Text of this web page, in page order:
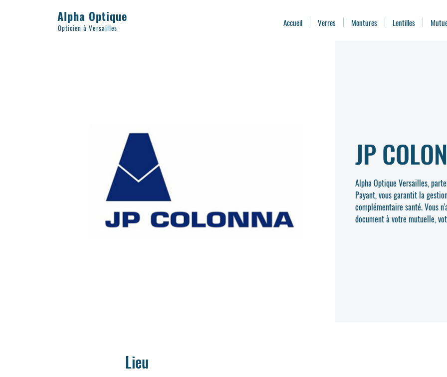
Alpha Optique
Opticien à Versailles Accueil Verres Montures Lentilles
JP
Alpha Optique Versailles,
Payant, vous garantit la
complémentaire santé. Vous
document à votre mutuelle,
Lieu